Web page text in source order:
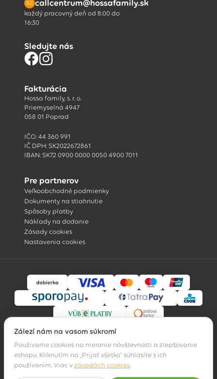
callcentrum@hossafamily.sk
každý pracovný deň od 8:00 do
16:30
Sledujte nás
Fakturácia
Hossa family, s. r. o.
Priemyselná 4947
058 01 Poprad
IČO: 44 360 991
IČ DPH: SK2022672861
IBAN: SK72 0900 0000 0050 4900 7011
Pre partnerov
Veľkoobchodné podmienky
Dokumenty na stiahnutie
Spôsoby platby
Náklady na dodanie
Zásady cookies
Nastavenia cookies
© 2026 Hossa family, s. r. o.
Záleží nám na vašom súkromí
Používame cookies na meranie návštevnosti a zlepšovanie
eshopu. Kliknutím na „Prijať všetko" súhlasíte s ich
používaním. Viac vzásadách cookies.